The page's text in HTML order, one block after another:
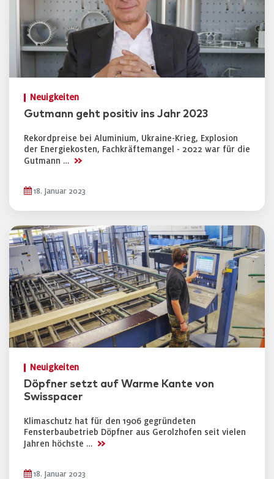
Neuigkeiten
Gutmann geht positiv ins Jahr 2023
Rekordpreise bei Aluminium, Ukraine-Krieg, Explosion
der Energiekosten, Fachkräftemangel - 2022 war für die
Gutmann … >>
18. Januar 2023
Neuigkeiten
Döpfner setzt auf Warme Kante von
Swisspacer
Klimaschutz hat für den 1906 gegründeten
Fensterbaubetrieb Döpfner aus Gerolzhofen seit vielen
Jahren höchste … >>
18. Januar 2023